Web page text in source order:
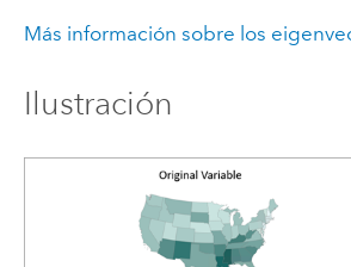
Más información sobre los
Ilustración